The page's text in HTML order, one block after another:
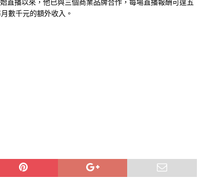
數千元的額外收入。